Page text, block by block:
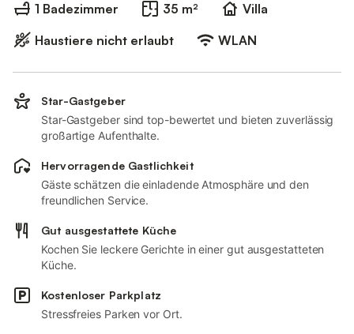
1 Badezimmer
35 m²
Villa
Haustiere nicht erlaubt
WLAN
Star-Gastgeber
Star-Gastgeber sind top-bewertet und bieten zuverlässig
großartige Aufenthalte.
Hervorragende Gastlichkeit
Gäste schätzen die einladende Atmosphäre und den
freundlichen Service.
Gut ausgestattete Küche
Kochen Sie leckere Gerichte in einer gut ausgestatteten
Küche.
Kostenloser Parkplatz
Stressfreies Parken vor Ort.